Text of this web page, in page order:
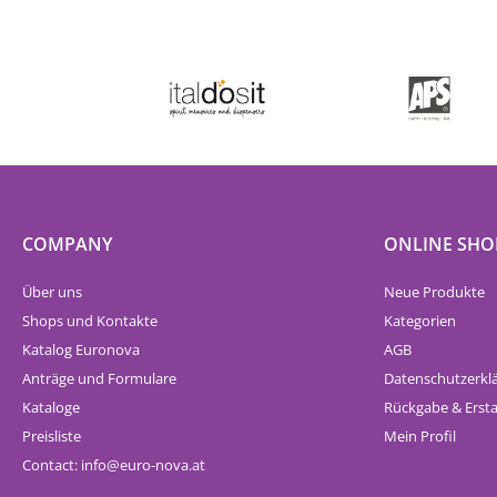
COMPANY
Über uns
Shops und Kontakte
Katalog Euronova
Anträge und Formulare
Kataloge
Preisliste
Contact: info euro-nova.at
ONLINE
Neue Produkte
Kategorien
AGB
Rückgabe &
Mein Profil